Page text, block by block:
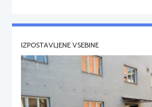
IZPOSTAVLJENE VSEBINE